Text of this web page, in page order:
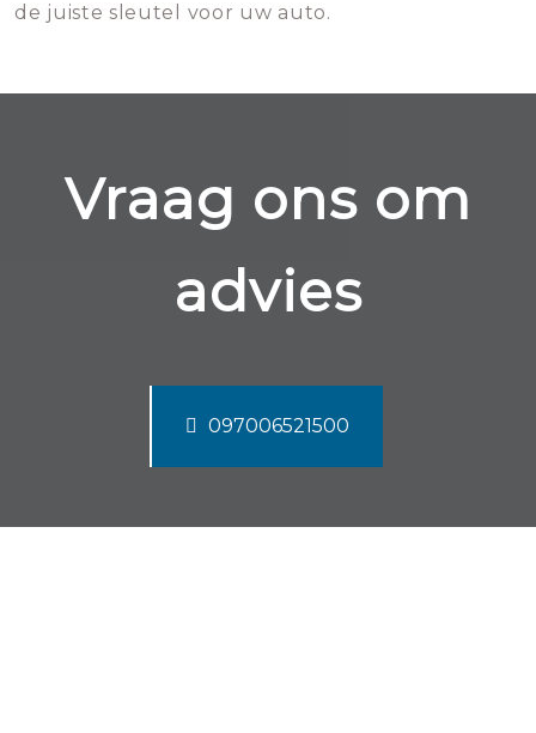
de juiste sleutel voor uw auto.
Vraag ons om
advies
097006521500